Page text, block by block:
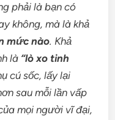
phải là bạn có
không, mà là khả
mức nào. Khả
là “lò xo tinh
cú sốc, lấy lại
sau mỗi lần vấp
mọi người vĩ đại,